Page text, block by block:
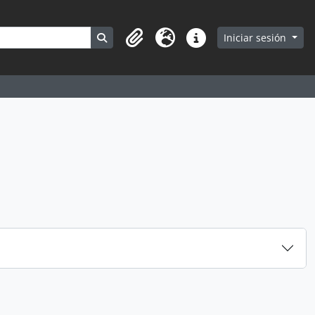
Search in browse page
Portapapeles
Idioma Enlaces rápidos
Iniciar sesión